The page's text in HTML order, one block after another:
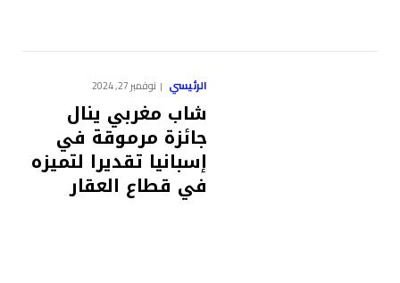
الرئيسي نوفمبر 27, 2024
شاب مغربي ينال
جائزة مرموقة في
إسبانيا تقديرا لتميزه
في قطاع العقار